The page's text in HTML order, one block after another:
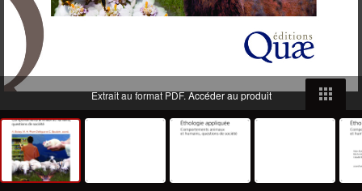
Extrait au format PDF.Accéder au produit